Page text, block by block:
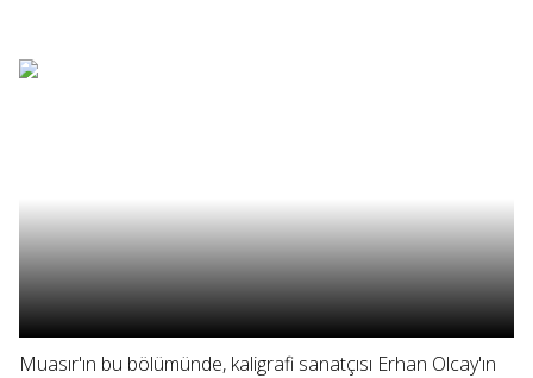
Muasır'ın bu bölümünde, kaligrafi sanatçısı Erhan Olcay'ın